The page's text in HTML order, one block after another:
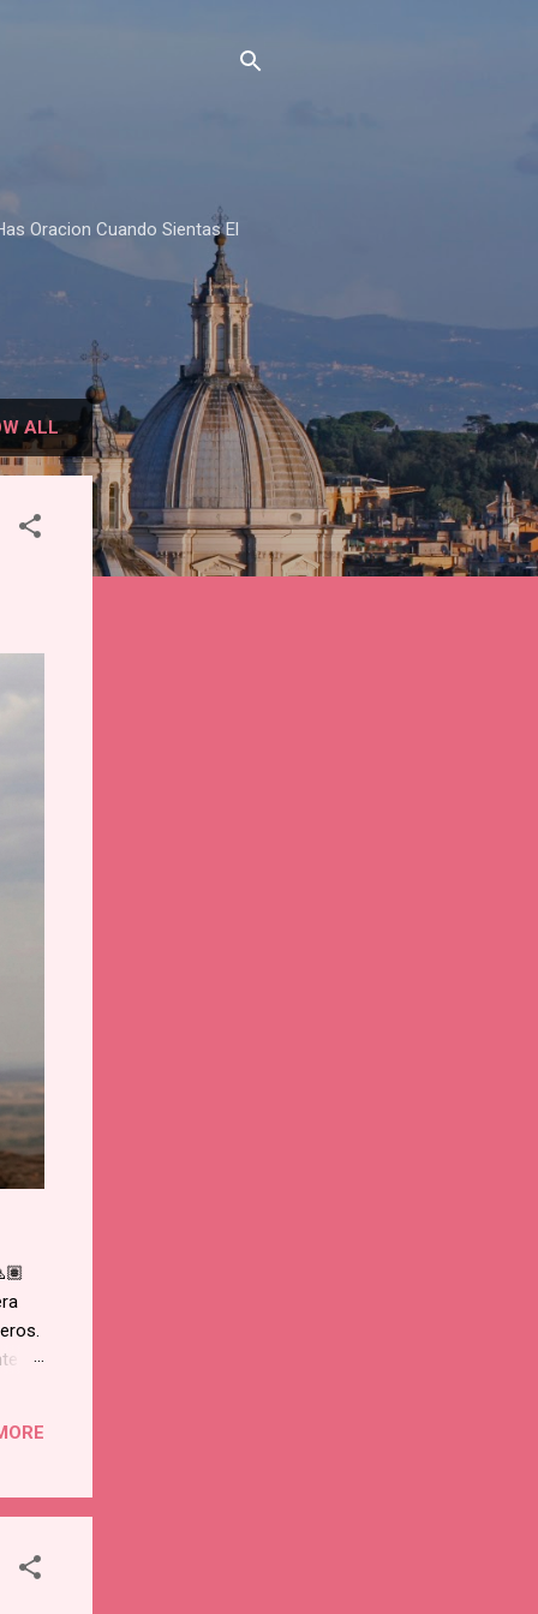
Oracion Cuando Sientas El
ALL
de
en